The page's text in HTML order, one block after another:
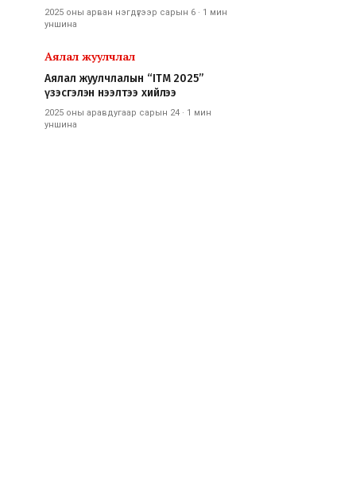
2025 оны арван нэгдүгээр сарын 6 · 1 мин
уншина
Аялал жуулчлал
Аялал жуулчлалын “ITM 2025”
үзэсгэлэн нээлтээ хийлээ
2025 оны аравдугаар сарын 24 · 1 мин
уншина